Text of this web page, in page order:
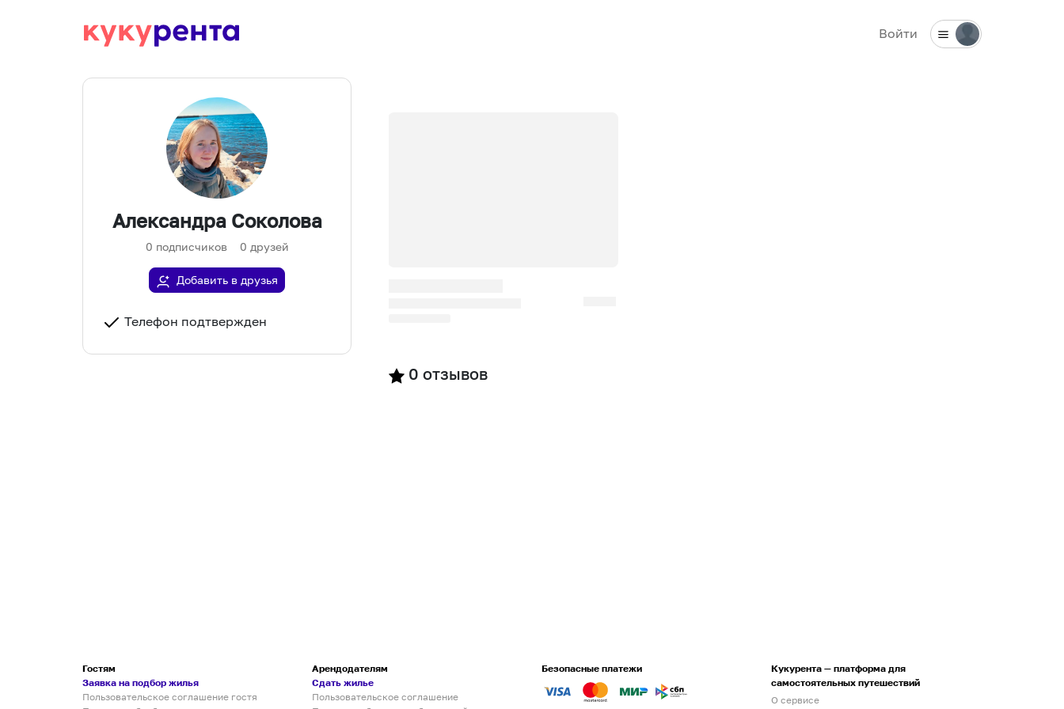
Войти
Александра Соколова
0 подписчиков 0 друзей
Добавить в друзья
Телефон подтвержден
0 отзывов
Гостям
Заявка на подбор жилья
Пользовательское соглашение гостя
Арендодателям
Сдать жилье
Пользовательское соглашение
Безопасные платежи
Кукурента — платформа для
самостоятельных путешествий
О сервисе